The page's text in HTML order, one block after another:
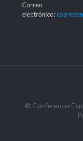
Correo
electrónico:
© Conferencia